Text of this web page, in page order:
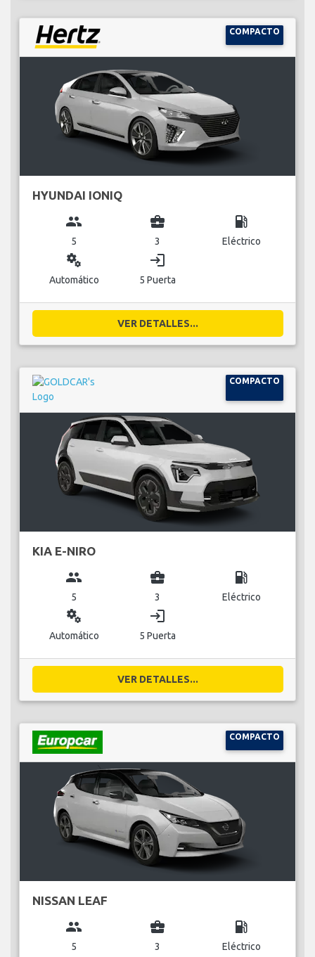
COMPACTO
HYUNDAI IONIQ
group
5
business_center
3
local_gas_station
Eléctrico
miscellaneous_services
Automático
login
5 Puerta
VER DETALLES...
COMPACTO
KIA E-NIRO
group
5
business_center
3
local_gas_station
Eléctrico
miscellaneous_services
Automático
login
5 Puerta
VER DETALLES...
COMPACTO
NISSAN LEAF
group
5
business_center
3
local_gas_station
Eléctrico